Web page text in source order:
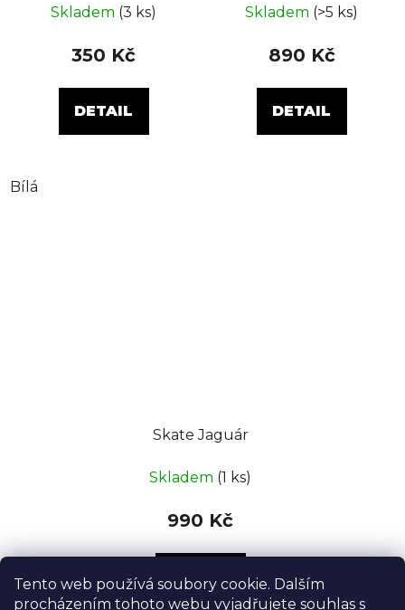
Tento web používá soubory cookie. Dalším
procházením tohoto webu vyjadřujete souhlas s
Skladem (3 ks)
350 Kč
DETAIL
Bílá
Skladem (>5 ks)
890 Kč
DETAIL
Skate Jaguár
Skladem (1 ks)
990 Kč
DETAIL